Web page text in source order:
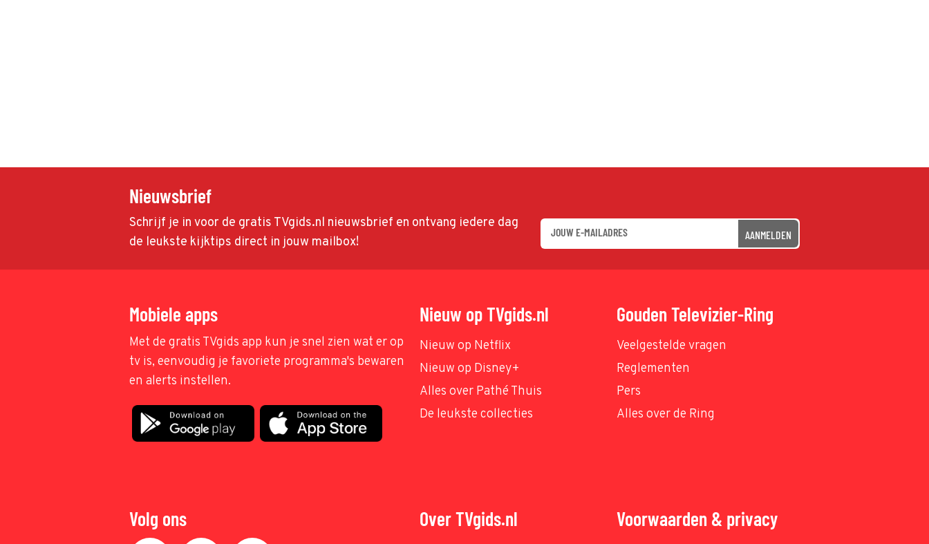
Nieuwsbrief
Schrijf je in voor de gratis TVgids.nl nieuwsbrief en ontvang iedere dag
de leukste kijktips direct in jouw mailbox!
AANMELDEN
Mobiele apps
Met de gratis TVgids app kun je snel zien wat er op
tv is, eenvoudig je favoriete programma's bewaren
en alerts instellen.
Nieuw op TVgids.nl
Nieuw op Netflix
Nieuw op Disney+
Alles over Pathé Thuis
De leukste collecties
Gouden Televizier-Ring
Veelgestelde vragen
Reglementen
Pers
Alles over de Ring
Volg ons Over TVgids.nl Voorwaarden & privacy